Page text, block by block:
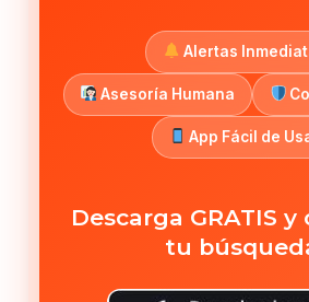
Alertas
Asesoría Humana
App Fácil de
Descarga GRATIS y
tu